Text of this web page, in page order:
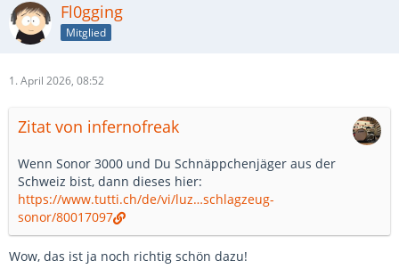
Fl0gging
Mitglied
1. April 2026, 08:52
Zitat von infernofreak
Wenn Sonor 3000 und Du Schnäppchenjäger aus der
Schweiz bist, dann dieses hier:
https://www.tutti.ch/de/vi/luz…schlagzeug-
sonor/80017097
Wow, das ist ja noch richtig schön dazu!